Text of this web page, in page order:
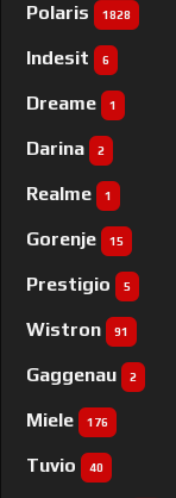
Polaris 1828
Indesit 6
Dreame 1
Darina 2
Realme 1
Gorenje 15
Prestigio 5
Wistron 91
Gaggenau 2
Miele 176
Tuvio 40